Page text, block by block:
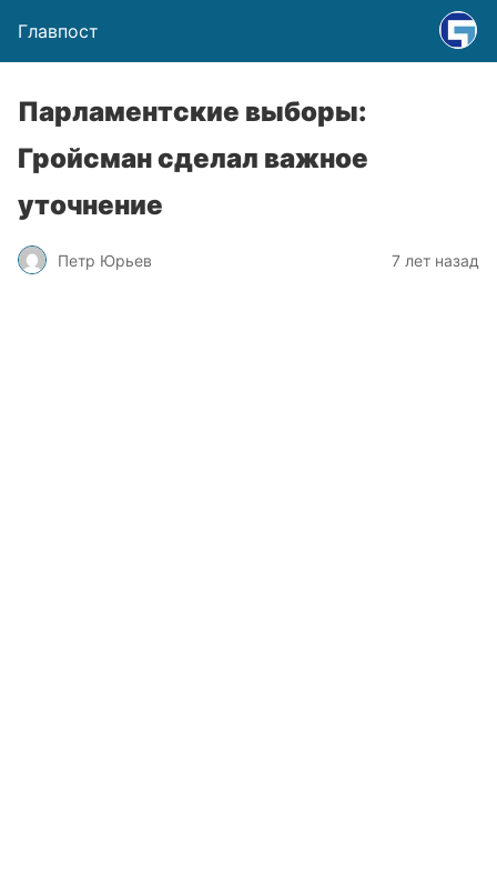
Главпост
Парламентские выборы:
Гройсман сделал важное
уточнение
Петр Юрьев 7 лет назад